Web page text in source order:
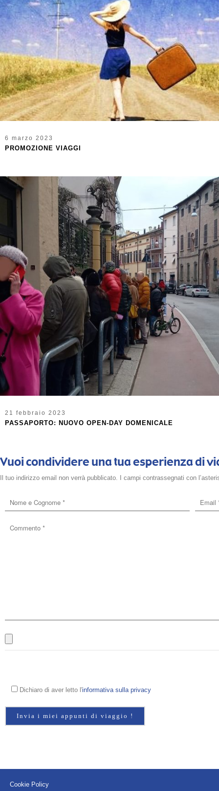
6 marzo 2023
PROMOZIONE VIAGGI
21 febbraio 2023
PASSAPORTO: NUOVO OPEN-DAY DOMENICALE
Vuoi condividere una tua esperienza di
Il tuo indirizzo email non verrà pubblicato. I campi contrassegnati con
Dichiaro di aver letto l'informativa sulla privacy
Cookie Policy